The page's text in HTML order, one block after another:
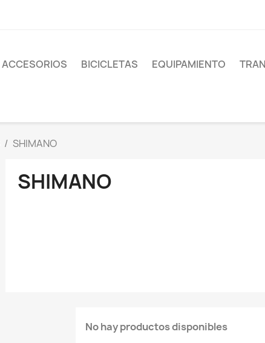
ACCESORIOS BICICLETAS EQUIPAMIENTO
SHIMANO
SHIMANO
No hay productos disponibles